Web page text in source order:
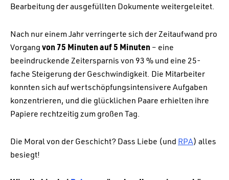
Bearbeitung der ausgefüllten Dokumente weitergeleitet.
Nach nur einem Jahr verringerte sich der Zeitaufwand pro
Vorgangvon 75 Minuten auf 5 Minuten– eine
beeindruckende Zeitersparnis von 93 % und eine 25-
fache Steigerung der Geschwindigkeit. Die Mitarbeiter
konnten sich auf wertschöpfungsintensivere Aufgaben
konzentrieren, und die glücklichen Paare erhielten ihre
Papiere rechtzeitig zum großen Tag.
Die Moral von der Geschicht? Dass Liebe (und RPA) alles
besiegt!